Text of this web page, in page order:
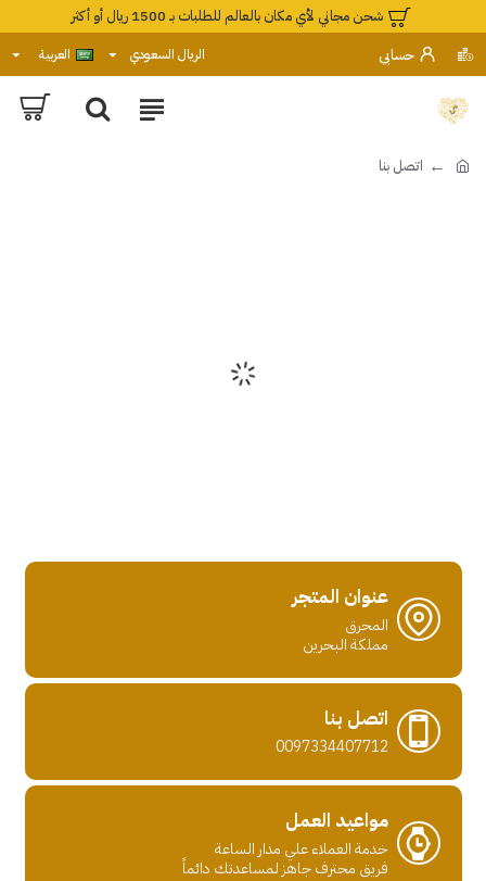
شحن مجاني لأي مكان بالعالم للطلبات بـ 1500 ريال أو أكثر
حسابي
الريال السعودي العربية
اتصل بنا
عنوان المتجر
المحرق
مملكة البحرين
اتصل بنا
0097334407712
مواعيد العمل
خدمة العملاء علي مدار الساعة
فريق محترف جاهز لمساعدتك دائماً